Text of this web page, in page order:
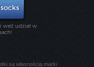
weź udział w
są własnością marki